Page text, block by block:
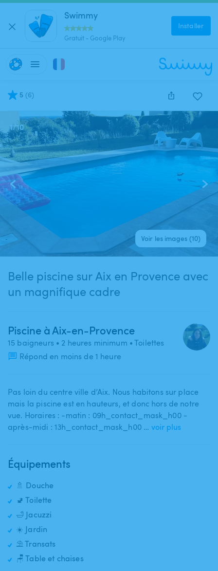
Swimmy
Gratuit - Google Play
Installer
5 (6)
1/10
Voir les images (10)
Belle piscine sur Aix en Provence avec
un magnifique cadre
Piscine à Aix-en-Provence
15 baigneurs • 2 heures minimum • Toilettes
Répond en moins de 1 heure
Pas loin du centre ville d’Aix. Nous habitons sur place
mais la piscine est en hauteurs​,​ et donc hors de notre
vue. Horaires : -matin : 09h_contact_mask_h00 -
après-midi : 13h_contact_mask_h00 … voir plus
Équipements
🚿 Douche
🚽 Toilette
🛁 Jacuzzi
☀️ Jardin
⛱️ Transats
🪑 Table et chaises